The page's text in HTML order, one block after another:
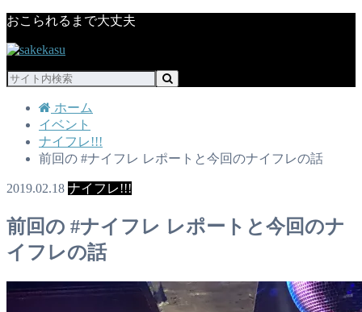
おこられるまで大丈夫
ホーム
イベント
ナイフレ!!!
前回の #ナイフレ レポートと今回のナイフレの話
2019.02.18 ナイフレ!!!
前回の #ナイフレ レポートと今回のナ
イフレの話